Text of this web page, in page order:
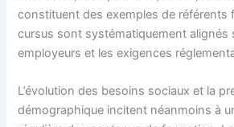
constituent des exemples de référents
cursus sont systématiquement alignés
employeurs et les exigences
L’évolution des besoins sociaux et la
démographique incitent néanmoins à